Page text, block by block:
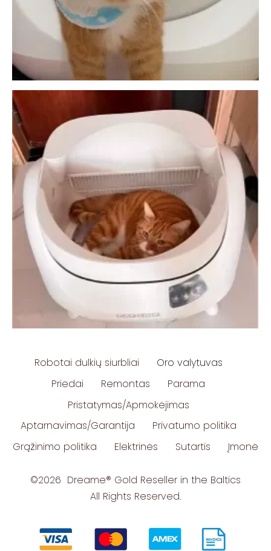
Robotai dulkių siurbliai
Oro valytuvas
Priedai
Remontas
Parama
Pristatymas/Apmokėjimas
Aptarnavimas/Garantija
Privatumo politika
Grąžinimo politika
Elektrinės Sutartis Įmonė
©2026 Dreame® Gold Reseller in the Baltics
All Rights Reserved.